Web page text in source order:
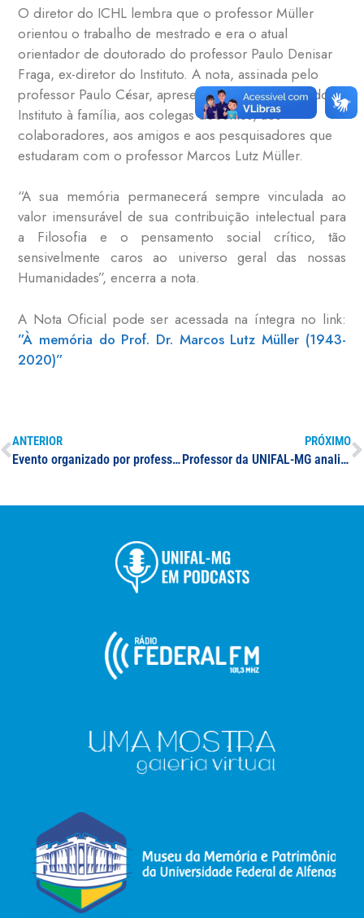
O diretor do ICHL lembra que o professor Müller
orientou o trabalho de mestrado e era o atual
orientador de doutorado do professor Paulo Denisar
Fraga, ex-diretor do Instituto. A nota, assinada pelo
professor Paulo César, apresenta a solidariedade do
Instituto à família, aos colegas docentes, aos
colaboradores, aos amigos e aos pesquisadores que
estudaram com o professor Marcos Lutz Müller.
“A sua memória permanecerá sempre vinculada ao
valor imensurável de sua contribuição intelectual para
a Filosofia e o pensamento social crítico, tão
sensivelmente caros ao universo geral das nossas
Humanidades”, encerra a nota.
A Nota Oficial pode ser acessada na íntegra no link:
”À memória do Prof. Dr. Marcos Lutz Müller (1943-
2020)”
ANTERIOR
Evento organizado por professor da UNIFAL-MG é destaque na imprensa local de Varginha
PRÓXIMO
Professor da UNIFAL-MG analisa tendência de queda de casos de Covid-19 no Sul de Minas em jornal regional